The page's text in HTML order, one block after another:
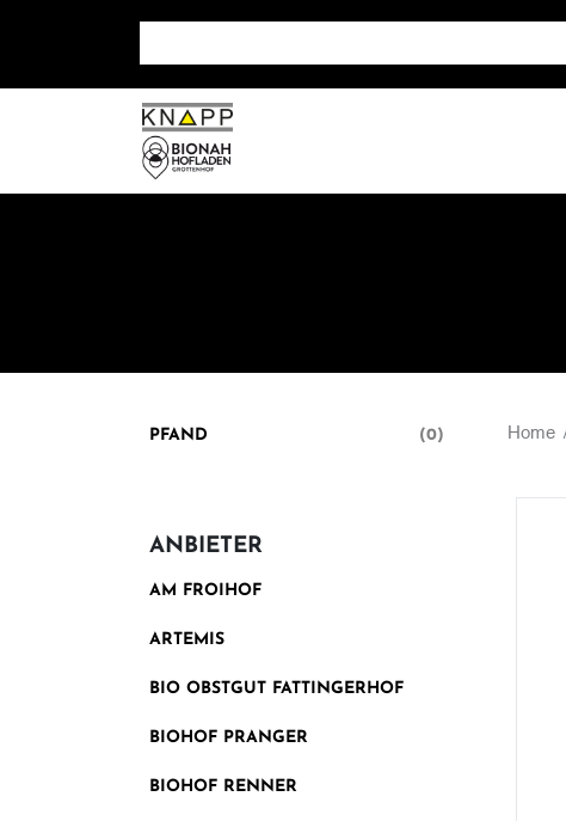
PFAND (0)
ANBIETER
AM FROIHOF
ARTEMIS
BIO OBSTGUT FATTINGERHOF
BIOHOF PRANGER
BIOHOF RENNER
Home